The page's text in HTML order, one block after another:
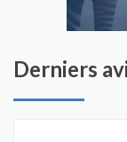
Derniers